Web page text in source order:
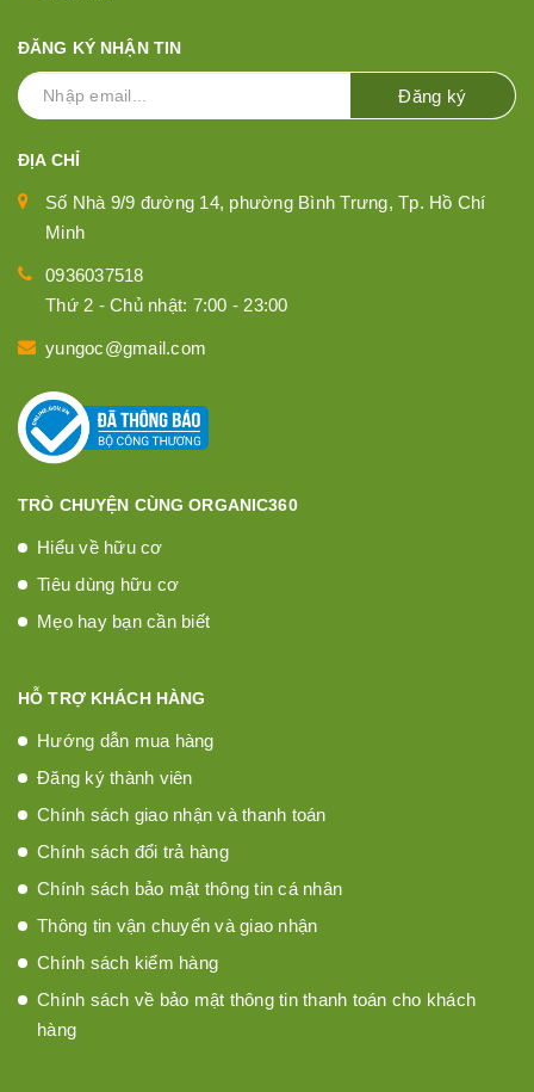
ĐĂNG KÝ NHẬN TIN
Đăng ký
ĐỊA CHỈ
Số Nhà 9/9 đường 14, phường Bình Trưng, Tp. Hồ Chí
Minh
0936037518
Thứ 2 - Chủ nhật: 7:00 - 23:00
yungoc@gmail.com
TRÒ CHUYỆN CÙNG ORGANIC360
Hiểu về hữu cơ
Tiêu dùng hữu cơ
Mẹo hay bạn cần biết
HỖ TRỢ KHÁCH HÀNG
Hướng dẫn mua hàng
Đăng ký thành viên
Chính sách giao nhận và thanh toán
Chính sách đổi trả hàng
Chính sách bảo mật thông tin cá nhân
Thông tin vận chuyển và giao nhận
Chính sách kiểm hàng
Chính sách về bảo mật thông tin thanh toán cho khách
hàng